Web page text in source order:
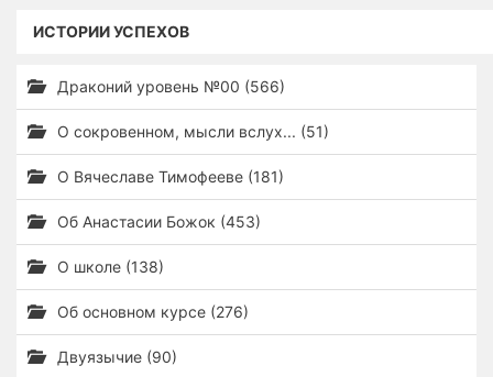
ИСТОРИИ УСПЕХОВ
Драконий уровень №00 (566)
О сокровенном, мысли вслух... (51)
О Вячеславе Тимофееве (181)
Об Анастасии Божок (453)
О школе (138)
Об основном курсе (276)
Двуязычие (90)